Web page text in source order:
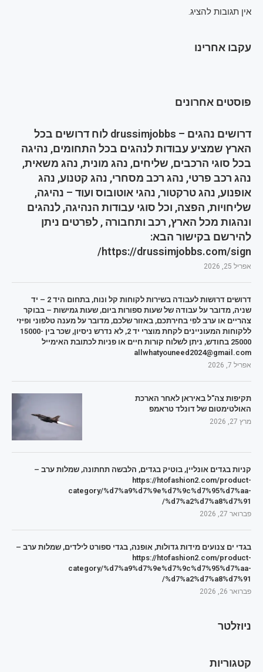
אין תגובות להציג.
עקבו אחרינו
פוסטים אחרונים
דרושים נהגים – drussimjobbs לוח דרושים בכל
הארץ שמציע עבודות לנהגים בכל התחומים, נהיגה
בכל סוגי הרכבים, שליחים, נהג מונית, נהג משאית,
נהג רכב פרטי, נהג רכב מסחרי, נהג קטנוע, נהג
אופנוע, נהג טרקטור, נהגי אוטובוס ועוד – נהיגה,
שליחויות, הפצה, וכל סוגי עבודות הנהיגה, לנהגים
ונהגות מכל הארץ, רכב ותחבורה , לפרטים ניתן
להירשם בקישור הבא:
https://drussimjobbs.com/sign/
אפריל 25, 2026
דרושים דרושות לעבודה בשירות לקוחות קל ונוח, בתחום היד 2 – יד
שניה, מדובר על עבודה של שעות ספורות ביום, שעות גמישות – בבוקר
צהריים או ערב לפי בחירתכם, באזור שלכם, מדובר על מענה טלפוני ופיזי
ללקוחות המעוניינים לקחת מוצרי יד 2, לא נדרש ניסיון, שכר בין 15000-
25000 בחודש, ניתן לשלוח קורות חיים או פניות לכתובת האימייל
allwhatyouneed2024@gmail.com
אפריל 7, 2026
תקיפות צה"ל באיראן לאחר הארכת
האולטימטום של דונלד טראמפ
מרץ 27, 2026
קניות בגדים אונליין, בוטיק בגדים, הלבשה תחתונה, שמלות ערב –
https://htofashion2.com/product-
category/%d7%a9%d7%9e%d7%9c%d7%95%d7%aa-
%d7%a2%d7%a8%d7%91/
פברואר 27, 2026
בגדי ים צנועים מידות גדולות, אופנה, בגדי ספורט לילדים, שמלות ערב –
https://htofashion2.com/product-
category/%d7%a9%d7%9e%d7%9c%d7%95%d7%aa-
%d7%a2%d7%a8%d7%91/
פברואר 26, 2026
ניוזלטר
קטגוריות